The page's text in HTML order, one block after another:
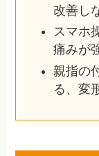
改善し
スマホ
痛みが
親指の
る、変